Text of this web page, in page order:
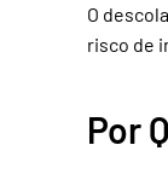
O
risco de
Por